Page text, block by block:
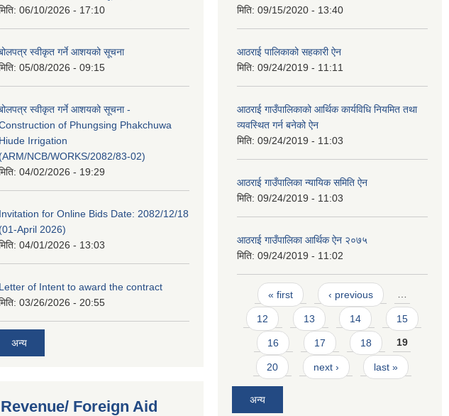
06/10/2026 - 17:10
स्वीकृत गर्ने आशयको सूचना
05/08/2026 - 09:15
स्वीकृत गर्ने आशयको सूचना -
of Phungsing Phakchuwa
Hiude Irrigation
(ARM/NCB/WORKS/2082/83-02)
04/02/2026 - 19:29
Invitation for Online Bids Date: 2082/12/18
(01-April 2026)
04/01/2026 - 13:03
Letter of Intent to award the contract
03/26/2026 - 20:55
अन्य
Revenue/ Foreign Aid
मिति: 09/15/2020 - 13:40
आठराई पालिकाको सहकारी ऐन
मिति: 09/24/2019 - 11:11
आठराई गाउँपालिकाको आर्थिक कार्यविधि नियमित तथा
व्यवस्थित गर्न बनेको ऐन
मिति: 09/24/2019 - 11:03
आठराई गाउँपालिका न्यायिक समिति ऐन
मिति: 09/24/2019 - 11:03
आठराई गाउँपालिका आर्थिक ऐन २०७५
मिति: 09/24/2019 - 11:02
Pages
« first ‹ previous …
12 13 14 15
16 17 18 19
20 next › last »
अन्य